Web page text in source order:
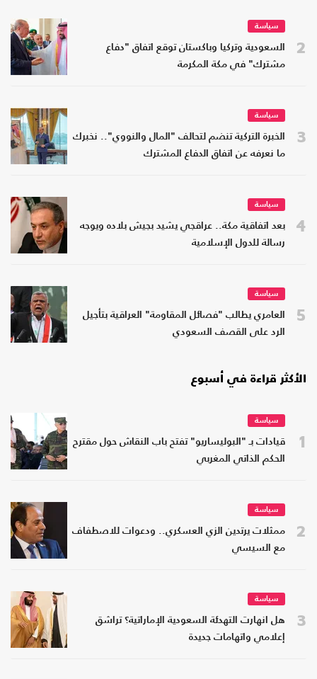
2
سياسة
السعودية وتركيا وباكستان توقع اتفاق "دفاع
مشترك" في مكة المكرمة
3
سياسة
الخبرة التركية تنضم لتحالف "المال والنووي".. نخبرك
ما نعرفه عن اتفاق الدفاع المشترك
4
سياسة
بعد اتفاقية مكة.. عراقجي يشيد بجيش بلاده ويوجه
رسالة للدول الإسلامية
5
سياسة
العامري يطالب "فصائل المقاومة" العراقية بتأجيل
الرد على القصف السعودي
الأكثر قراءة في أسبوع
1
سياسة
قيادات بـ "البوليساريو" تفتح باب النقاش حول مقترح
الحكم الذاتي المغربي
2
سياسة
ممثلات يرتدين الزي العسكري.. ودعوات للاصطفاف
مع السيسي
3
سياسة
هل انهارت التهدئة السعودية الإماراتية؟ تراشق
إعلامي واتهامات جديدة